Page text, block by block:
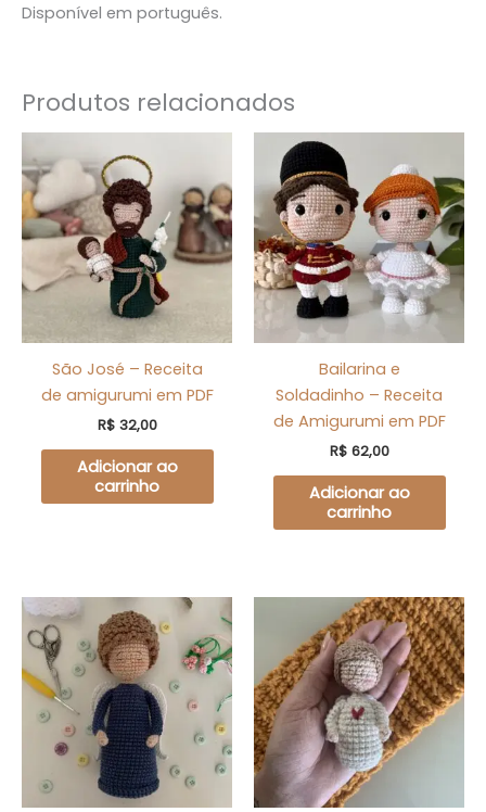
Disponível em português.
Produtos relacionados
São José – Receita
de amigurumi em PDF
R$32,00
Adicionar ao
carrinho
Bailarina e
Soldadinho – Receita
de Amigurumi em PDF
R$62,00
Adicionar ao
carrinho